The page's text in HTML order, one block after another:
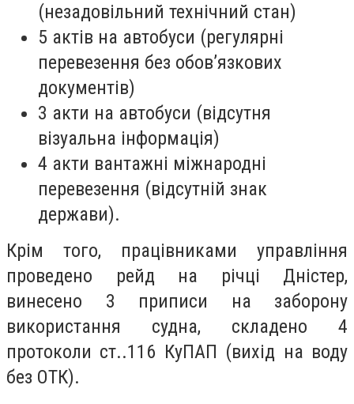
(незадовільний технічний стан)
5 актів на автобуси (регулярні
перевезення без обов’язкових
документів)
3 акти на автобуси (відсутня
візуальна інформація)
4 акти вантажні міжнародні
перевезення (відсутній знак
держави).
Крім того, працівниками управління
проведено рейд на річці Дністер,
винесено 3 приписи на заборону
використання судна, складено 4
протоколи ст..116 КуПАП (вихід на воду
без ОТК).